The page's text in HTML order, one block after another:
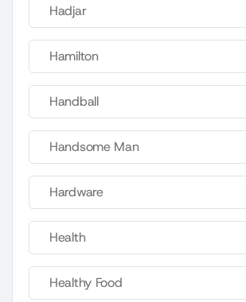
Hadjar
Hamilton
Handball
Handsome Man
Hardware
Health
Healthy Food